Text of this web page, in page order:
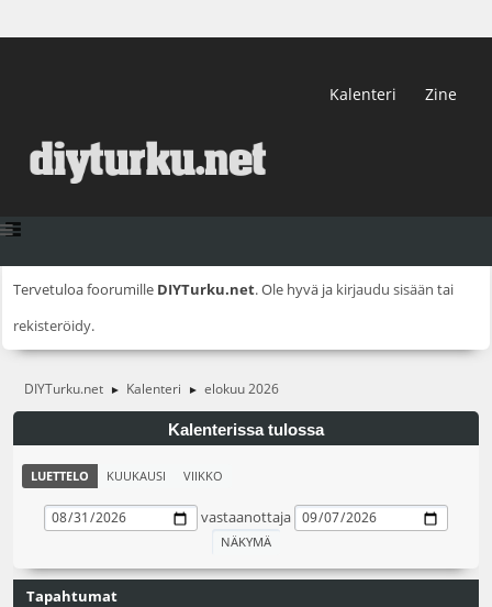
Kalenteri Zine
Tervetuloa foorumille DIYTurku.net. Ole hyvä ja kirjaudu sisään tai
rekisteröidy.
DIYTurku.net ► Kalenteri ► elokuu 2026
Kalenterissa tulossa
LUETTELO KUUKAUSI VIIKKO
vastaanottaja
Tapahtumat